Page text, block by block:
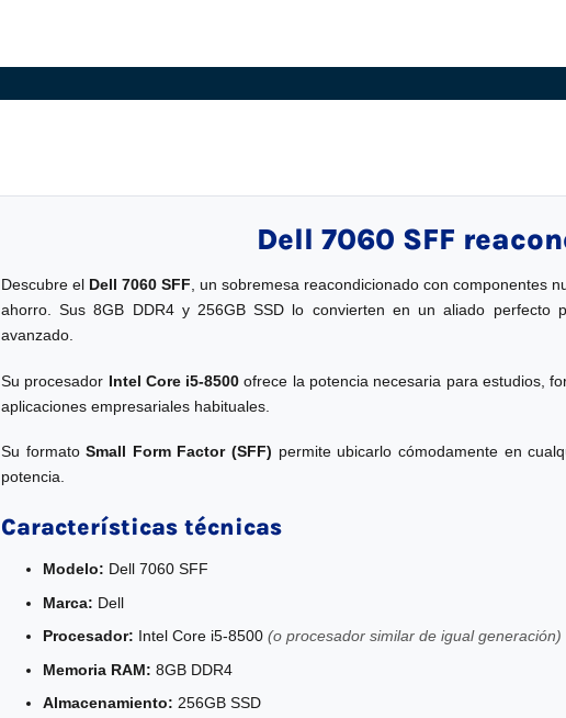
Dell 7060 SFF
Descubre el Dell 7060 SFF, un sobremesa reacondicionado con componentes
ahorro. Sus 8GB DDR4 y 256GB SSD lo convierten en un aliado perfecto
avanzado.
Su procesador Intel Core i5-8500 ofrece la potencia necesaria para estudios,
aplicaciones empresariales habituales.
Su formatoSmall Form Factor (SFF) permite ubicarlo cómodamente en
potencia.
Características técnicas
Modelo: Dell 7060 SFF
Marca: Dell
Procesador: Intel Core i5-8500(o procesador similar de igual generación)
Memoria RAM: 8GB DDR4
Almacenamiento: 256GB SSD